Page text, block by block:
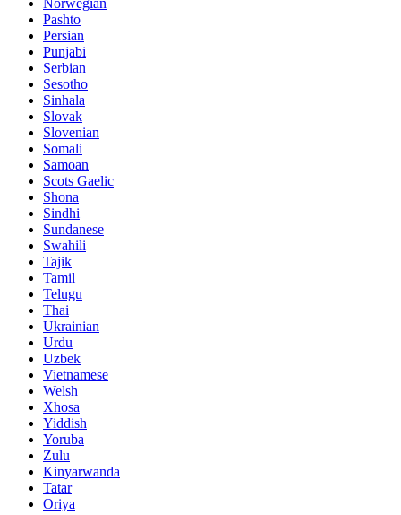
Pashto
Persian
Punjabi
Serbian
Sesotho
Sinhala
Slovak
Slovenian
Somali
Samoan
Scots Gaelic
Shona
Sindhi
Sundanese
Swahili
Tajik
Tamil
Telugu
Thai
Ukrainian
Urdu
Uzbek
Vietnamese
Welsh
Xhosa
Yiddish
Yoruba
Zulu
Kinyarwanda
Tatar
Oriya